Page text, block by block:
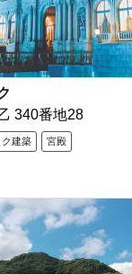
340番地28
ク建築 宮殿